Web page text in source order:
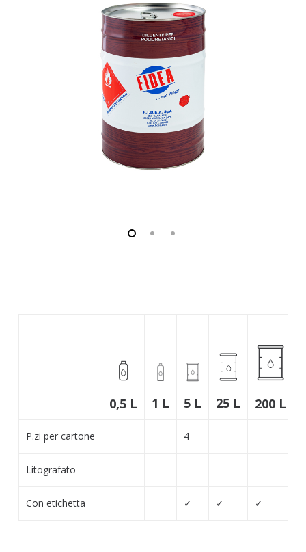
0,5 L 1 L 5 L 25 L 200 L
P.zi per cartone 4
Litografato
Con etichetta ✓ ✓ ✓